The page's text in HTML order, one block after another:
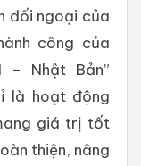
đối ngoại của
công của
– Nhật Bản”
là hoạt động
giá trị tốt
thiện, nâng